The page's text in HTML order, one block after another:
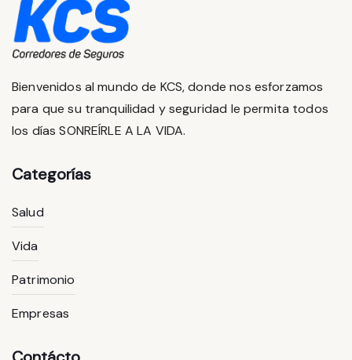
Bienvenidos al mundo de KCS, donde nos esforzamos
para que su tranquilidad y seguridad le permita todos
los días SONREÍRLE A LA VIDA.
Categorías
Salud
Vida
Patrimonio
Empresas